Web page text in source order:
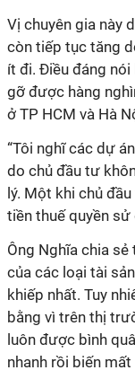
Vị chuyên gia này
còn tiếp tục tăng
ít đi. Điều đáng nói
gỡ được hàng
ở TP HCM và Hà
“Tôi nghĩ các dự
do chủ đầu tư
lý. Một khi chủ
tiền thuế quyền sử
Ông Nghĩa chia
của các loại tài
khiếp nhất. Tuy
bằng vì trên thị
luôn được bình
nhanh rồi biến